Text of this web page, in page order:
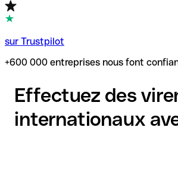
sur Trustpilot
+600 000 entreprises nous font
Effectuez des
internationaux